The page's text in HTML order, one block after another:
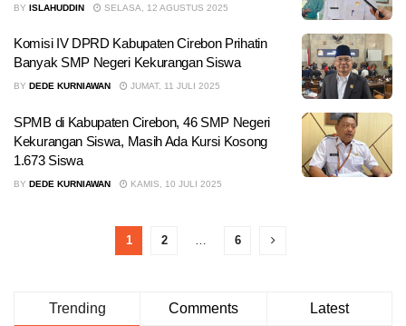
BY ISLAHUDDIN SELASA, 12 AGUSTUS 2025
Komisi IV DPRD Kabupaten Cirebon Prihatin
Banyak SMP Negeri Kekurangan Siswa
BY DEDE KURNIAWAN JUMAT, 11 JULI 2025
SPMB di Kabupaten Cirebon, 46 SMP Negeri
Kekurangan Siswa, Masih Ada Kursi Kosong
1.673 Siswa
BY DEDE KURNIAWAN KAMIS, 10 JULI 2025
1 2 6
Trending Comments Latest